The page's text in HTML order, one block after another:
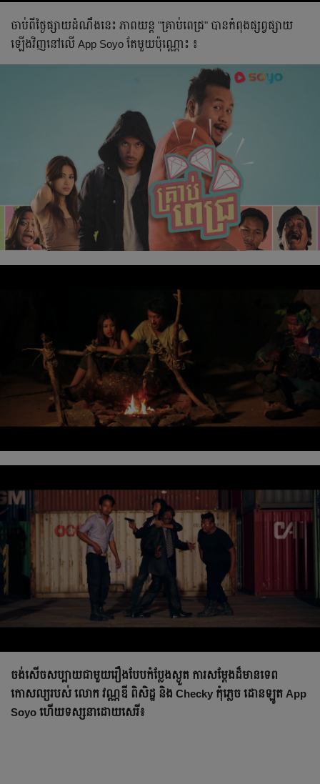
ចាប់ពីថ្ងៃផ្សាយដំណឹងនេះ ភាពយន្ត "គ្រាប់ពេជ្រ" បានកំពុងផ្សព្វផ្សាយ
ឡើងវិញនៅលើ App Soyo តែមួយប៉ុណ្ណោះ ៖
ចង់សើចសប្បាយជាមួយរឿងបែបកំប្លែងស្ងួត ការសម្តែងដ៏មានទេព
កោសល្យរបស់ លោក វណ្ណឌី ពិសិដ្ឋ និង Checky កុំភ្លេច ដោនឡូត App
Soyo ហើយទស្សនាដោយសេរី៖